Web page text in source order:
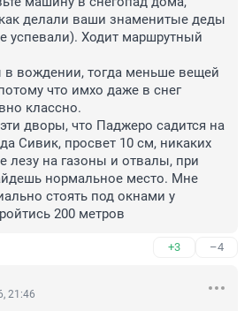
делали ваши знаменитые деды
успевали). Ходит маршрутный
вождении, тогда меньше вещей
что имхо даже в снег
классно.
дворы, что Паджеро садится на
Сивик, просвет 10 см, никаких
лезу на газоны и отвалы, при
нормальное место. Мне
стоять под окнами у
200 метров
+3 –4
21:46